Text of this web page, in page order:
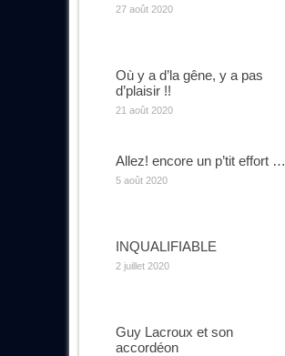
27 août 2020
Où y a d’la gêne, y a pas
d’plaisir !!
21 août 2020
Allez! encore un p’tit effort …
5 août 2020
INQUALIFIABLE
2 juillet 2020
Guy Lacroux et son
accordéon